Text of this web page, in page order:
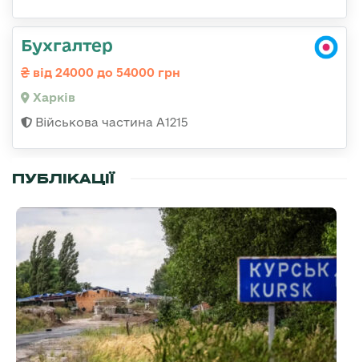
Бухгалтер
від 24000 до 54000 грн
Харків
Військова частина А1215
ПУБЛІКАЦІЇ